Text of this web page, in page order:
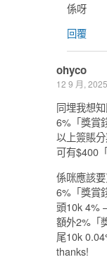
係呀
回覆
ohyco
12 9 月, 2025
同埋我想
6%「獎賞
以上簽賬
可有$400
係咪應該
6%「獎賞
頭10k 4%
額外2%「
尾10k
thanks!